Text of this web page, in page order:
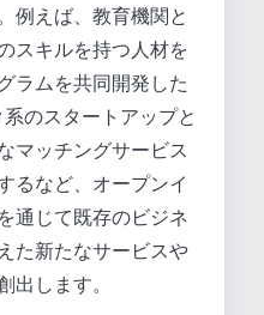
例えば、教育機関と
スキルを持つ人材を
ラムを共同開発した
のスタートアップと
マッチングサービス
るなど、オープンイ
通じて既存のビジネ
た新たなサービスや
出します。